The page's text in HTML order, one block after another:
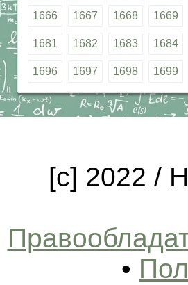
1666 1667 1668 1669
1681 1682 1683 1684
1696 1697 1698 1699
[c] 2022 /
•